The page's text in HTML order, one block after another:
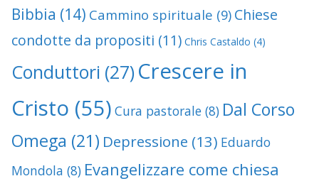
Bibbia (14) Cammino spirituale (9) Chiese
condotte da propositi (11) Chris Castaldo (4)
Conduttori (27) Crescere in
Cristo (55) Cura pastorale (8) Dal Corso
Omega (21) Depressione (13) Eduardo
Mondola (8) Evangelizzare come chiesa